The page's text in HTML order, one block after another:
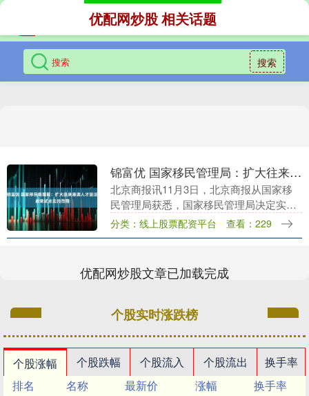
搜索
优配网炒股 相关话题
锦富优 国家移民管理局：扩大往来港澳人才签注政策试点实施范围
北京商报讯11月3日，北京商报从国家移
民管理局获悉，国家移民管理局决定实施
支持扩大开放服务高质量发展10项创新举
措。其中包括扩大往来港澳人才签注政策
分类：线上股票配资平台 查看：229
优配网炒股文章已加载完成
个股实时涨跌榜
个股涨幅 个股跌幅 个股流入 个股流出
换手率
排名
名称 最新价 涨幅
换手率